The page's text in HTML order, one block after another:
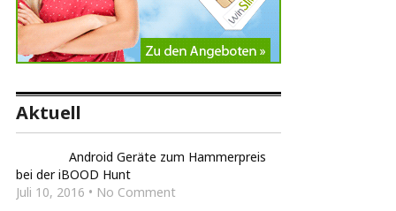
Aktuell
Android Geräte zum Hammerpreis
bei der iBOOD Hunt
Juli 10, 2016 • No Comment